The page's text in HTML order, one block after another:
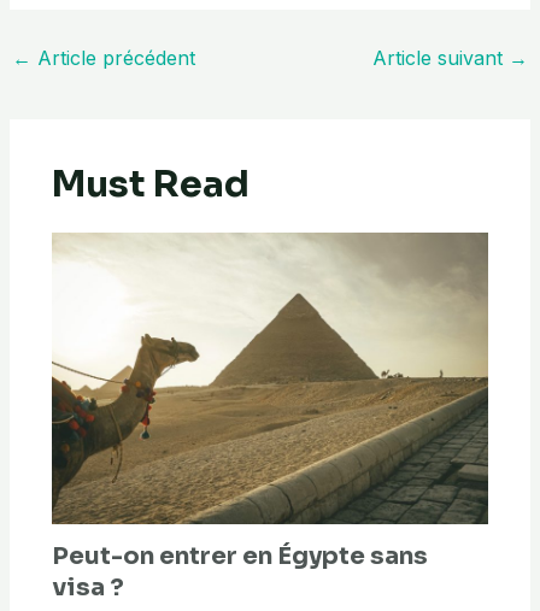
← Article précédent Article suivant →
Must Read
Peut-on entrer en Égypte sans
visa ?